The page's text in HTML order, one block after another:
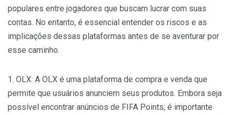
populares entre jogadores que buscam lucrar com suas
contas. No entanto, é essencial entender os riscos e as
implicações dessas plataformas antes de se aventurar por
esse caminho.
1. OLX: A OLX é uma plataforma de compra e venda que
permite que usuários anunciem seus produtos. Embora seja
possível encontrar anúncios de FIFA Points, é importante